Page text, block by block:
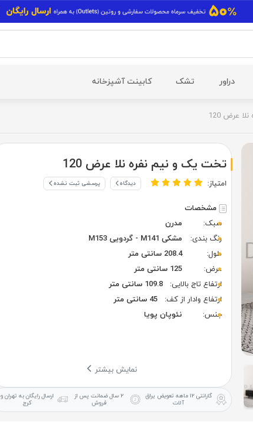
دراور تشک کابینت آشپزخانه
عرض 120
تخت یک و نیم نفره نلا عرض 120
امتیاز: دیدگاه پرسشی ثبت نشده
مشخصات
سبک:
مدرن
رنگ بندی:
مشکی M141 - گردویی M153
طول:
208.4 سانتی متر
عرض:
125 سانتی متر
ارتفاع تاج بالایی:
109.8 سانتی متر
ارتفاع وادار از کف:
45 سانتی متر
جنس:
نئوپان پویا
نمایش بیشتر
گارانتی ۱۲ ماهه
تعویض یراق
آلات
۲ سال ضمانت
پس از
فروش
ارسال رایگان به تهران و
کرج